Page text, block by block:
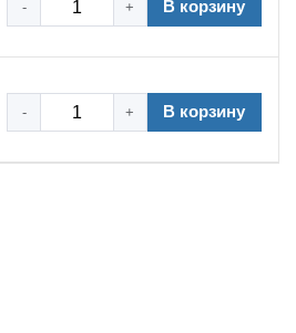
- + В корзину
- + В корзину